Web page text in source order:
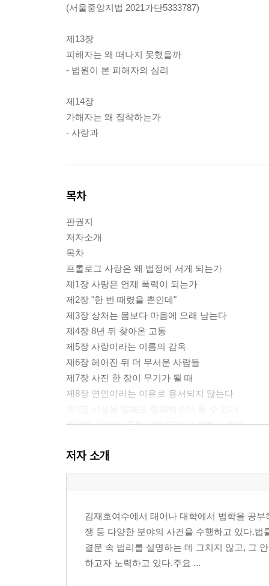
(서울중앙지법 2021가단5333787)
제13장
피해자는 왜 떠나지 못했을까
- 법원이 본 피해자의 심리
제14장
가해자는 왜 집착하는가
- 사랑과
목차
판권지
저자소개
목차
프롤로그 사랑은 왜 법정에 서게 되는가
제1장 사랑은 언제 폭력이 되는가
제2장 "한 번 때렸을 뿐인데"
제3장 상처는 몸보다 마음에 오래 남는다
제4장 8년 뒤 찾아온 고통
제5장 사랑이라는 이름의 감옥
제6장 헤어진 뒤 더 무서운 사람들
제7장 사진 한 장이 무기가 될 때
제8장 연인이라는 이유로 용서되지 않는다
제10장 "데이트폭력 가해자"라고 말해도 될까
제12장 살인도 데이트폭력인가
제13장 피해자는 왜 떠나지 못했을까
제16장 사랑은 끝났지만 상처는 남는다
제17장 데이트폭력 사건에서 반드시 확보해야 할
제18장 판결문이 말하지 않는 것들
에필로그
저자 소개
김재호여수에서 태어나 대학에서 법학을 공
쟁 등 다양한 분야의 사건을 수행하고 있다.
결문 속 법리를 설명하는 데 그치지 않고, 그
하고자 노력하고 있다.주요 ...